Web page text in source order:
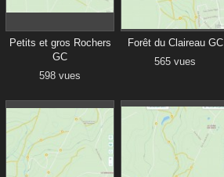
Petits et gros Rochers
GC
598 vues
Forêt du Claireau GC
565 vues